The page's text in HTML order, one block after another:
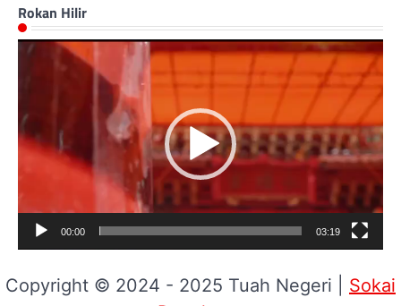
Rokan Hilir
Pemutar
00:00 03:19
Copyright © 2024 - 2025 Tuah Negeri | Sokai